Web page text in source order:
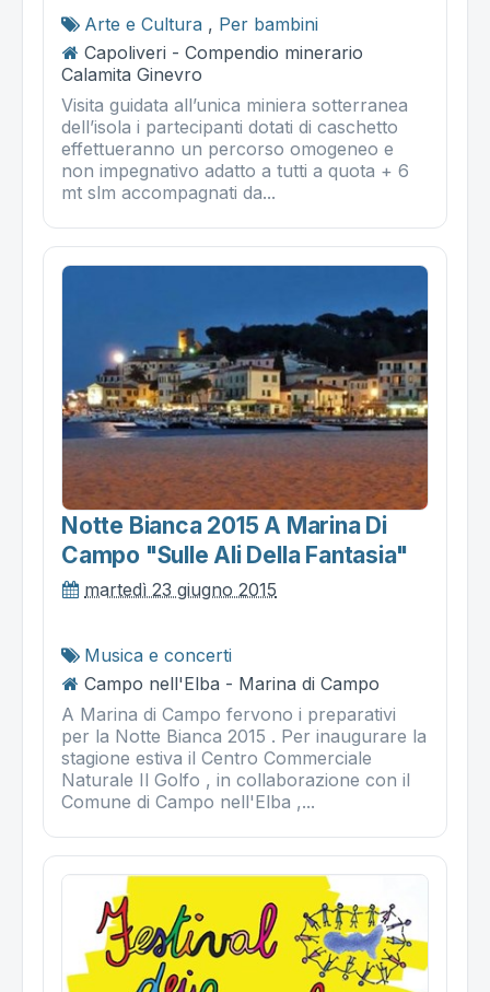
Arte e Cultura , Per bambini
Capoliveri - Compendio minerario
Calamita Ginevro
Visita guidata all’unica miniera sotterranea
dell’isola i partecipanti dotati di caschetto
effettueranno un percorso omogeneo e
non impegnativo adatto a tutti a quota + 6
mt slm accompagnati da...
Notte Bianca 2015 A Marina Di
Campo "sulle Ali Della Fantasia"
martedì 23 giugno 2015
Musica e concerti
Campo nell'Elba - Marina di Campo
A Marina di Campo fervono i preparativi
per la Notte Bianca 2015 . Per inaugurare la
stagione estiva il Centro Commerciale
Naturale Il Golfo , in collaborazione con il
Comune di Campo nell'Elba ,...